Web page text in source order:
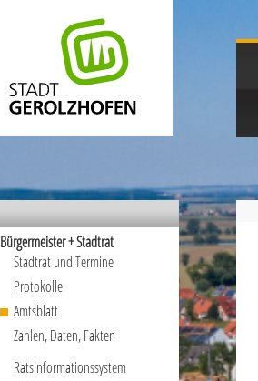
Bürgermeister + Stadtrat
Stadtrat und Termine
Protokolle
Amtsblatt
Zahlen, Daten, Fakten
Ratsinformationssystem